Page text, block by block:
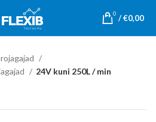
0 /€0,00
24V kuni 250L / min